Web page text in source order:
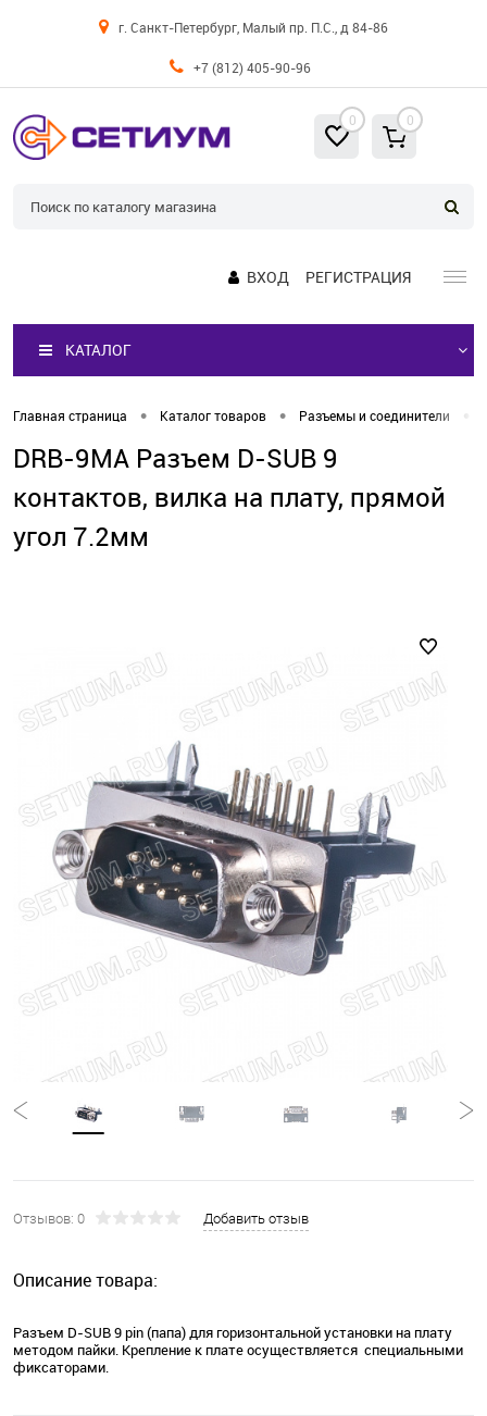
г. Санкт-Петербург, Малый пр. П.С., д 84-86
+7 (812) 405-90-96
0 0
ВХОД РЕГИСТРАЦИЯ
КАТАЛОГ
Главная страница • Каталог товаров • Разъемы и соединители
DRB-9MA Разъем D-SUB 9
контактов, вилка на плату, прямой
угол 7.2мм
Отзывов: 0 Добавить отзыв
Описание товара:
Разъем D-SUB 9 pin (папа) для горизонтальной установки на плату
методом пайки. Крепление к плате осуществляется специальными
фиксаторами.